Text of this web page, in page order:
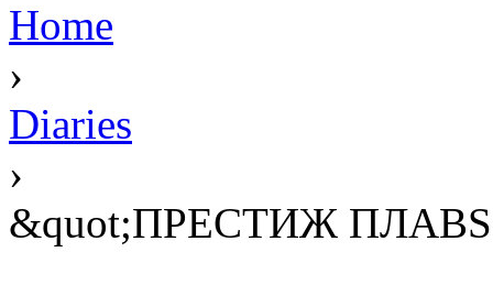
Home
›
Diaries
›
&quot;ПРЕСТИЖ